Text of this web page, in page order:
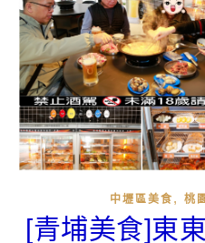
中壢區美食 , 桃
[青埔美食]東